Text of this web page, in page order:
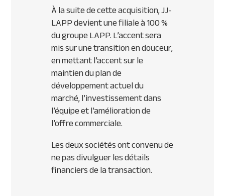
À la suite de cette acquisition, JJ-
LAPP devient une filiale à 100 %
du groupe LAPP. L’accent sera
mis sur une transition en douceur,
en mettant l’accent sur le
maintien du plan de
développement actuel du
marché, l’investissement dans
l’équipe et l’amélioration de
l’offre commerciale.
Les deux sociétés ont convenu de
ne pas divulguer les détails
financiers de la transaction.